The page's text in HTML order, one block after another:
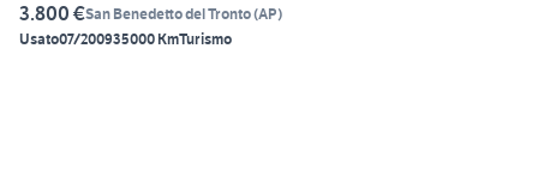
3.800 €San Benedetto del Tronto(AP)
Usato07/200935000 KmTurismo